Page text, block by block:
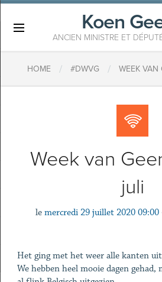
Koen
ANCIEN MINISTRE ET
HOME / #DWVG / WEEK VAN
Week van
juli
le mercredi 29 juillet 2020 09:00
Het ging met het weer alle kanten
We hebben heel mooie dagen